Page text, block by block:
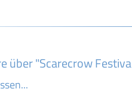
über "Scarecrow